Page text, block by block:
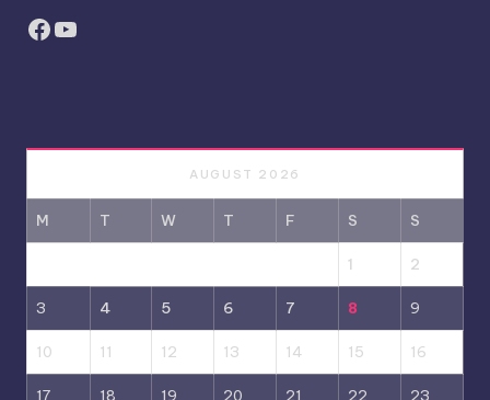
Facebook
YouTube
AUGUST 2026
M T W T F S S
1 2
3 4 5 6 7 8 9
10 11 12 13 14 15 16
17 18 19 20 21 22 23